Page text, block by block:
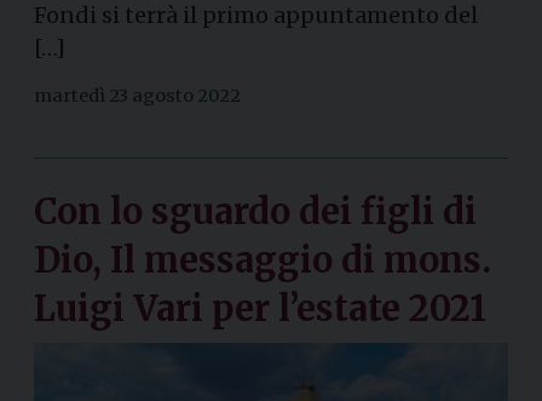
Fondi si terrà il primo appuntamento del
[…]
martedì 23 agosto 2022
Con lo sguardo dei figli di
Dio, Il messaggio di mons.
Luigi Vari per l’estate 2021